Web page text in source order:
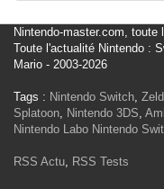
Nintendo-master.com,
Toute l'actualité Nintendo :
Mario - 2003-2026
Tags : Nintendo Switch,
Splatoon, Nintendo 3DS,
Nintendo Labo Nintendo
RSS Actu, RSS Tests